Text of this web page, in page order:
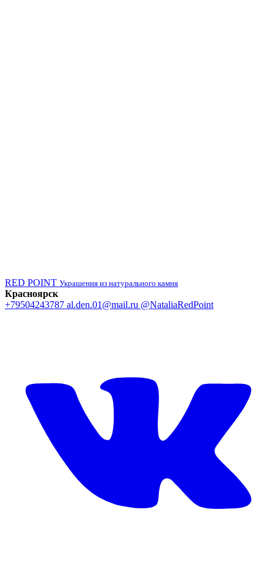
RED POINT Украшения из натурального камня
Красноярск
+79504243787 al.den.01@mail.ru @NataliaRedPoint